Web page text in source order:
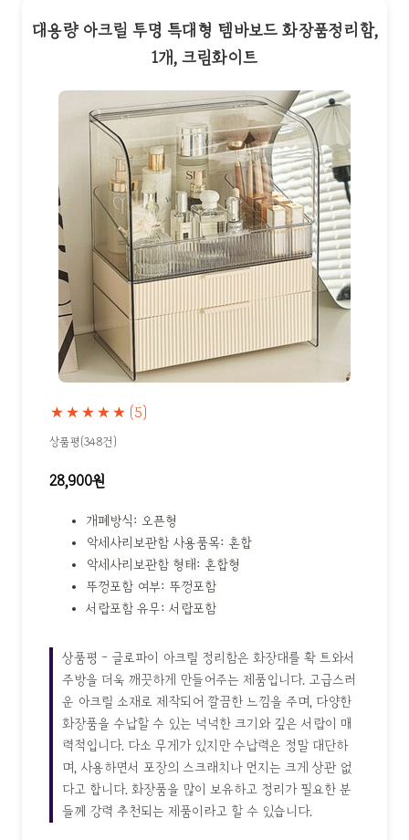
대용량 아크릴 투명 특대형 템바보드 화장품정리함,
1개, 크림화이트
★★★★★ (5)
상품평(348건)
28,900원
개폐방식: 오픈형
악세사리보관함 사용품목: 혼합
악세사리보관함 형태: 혼합형
뚜껑포함 여부: 뚜껑포함
서랍포함 유무: 서랍포함
상품평 - 글로파이 아크릴 정리함은 화장대를 확 트와서
주방을 더욱 깨끗하게 만들어주는 제품입니다. 고급스러
운 아크릴 소재로 제작되어 깔끔한 느낌을 주며, 다양한
화장품을 수납할 수 있는 넉넉한 크기와 깊은 서랍이 매
력적입니다. 다소 무게가 있지만 수납력은 정말 대단하
며, 사용하면서 포장의 스크래치나 먼지는 크게 상관 없
다고 합니다. 화장품을 많이 보유하고 정리가 필요한 분
들께 강력 추천되는 제품이라고 할 수 있습니다.